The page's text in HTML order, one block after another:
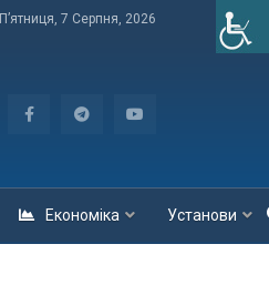
П’ятниця, 7 Серпня, 2026
Економіка Установи